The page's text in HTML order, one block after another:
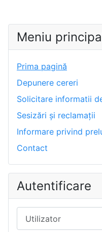
Meniu
Prima pagină
Depunere cereri
Solicitare informatii
Sesizări și reclamații
Informare privind
Contact
Autentificare